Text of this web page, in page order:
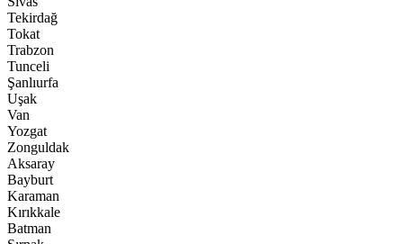
Tekirdağ
Tokat
Trabzon
Tunceli
Şanlıurfa
Uşak
Van
Yozgat
Zonguldak
Aksaray
Bayburt
Karaman
Kırıkkale
Batman